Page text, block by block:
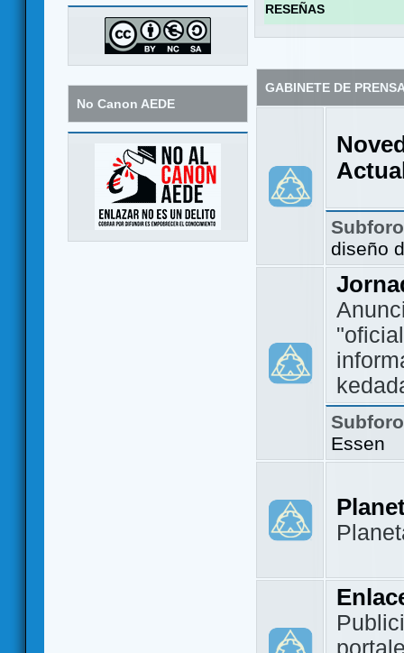
No Canon AEDE
RESEÑAS
GABINETE DE
diseño
Essen